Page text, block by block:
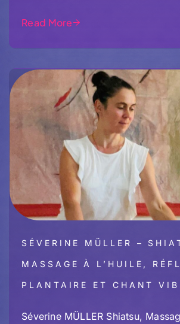
Read More
SÉVERINE MÜLLER –
MASSAGE À L’HUILE,
PLANTAIRE ET CHANT
Séverine MÜLLER Shiatsu,